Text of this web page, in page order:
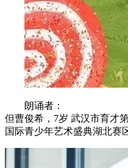
朗诵者：
但曹俊希，7岁 武汉市育才
国际青少年艺术盛典湖北赛